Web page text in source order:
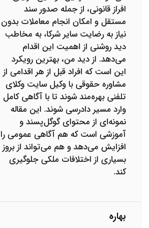
افراز قانونی، از جمله صدور سند
مستقل و امکان انجام معاملات بدون
نیاز به رضایت سایر شرکا، به مخاطب
دید روشنی از اهمیت این اقدام
می‌دهد. از دید من، بهترین رویکرد
این است که افراد قبل از هر اقدامی از
مشاوره حقوقی با وکیل سایت وکلای
تلفنی بهره‌مند شوند تا با آگاهی کامل
وارد مسیر دادرسی شوند. این مقاله
نمونه‌ای از محتوای گوگل‌پسند و
آموزشی است که هم آگاهی عمومی را
افزایش می‌دهد و هم می‌تواند از بروز
بسیاری از اختلافات ملکی جلوگیری
کند.
بهاره